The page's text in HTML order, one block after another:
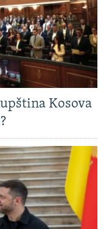
Kosova